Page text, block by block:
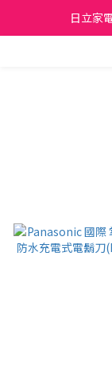
日立家
日立家
會員
日立家